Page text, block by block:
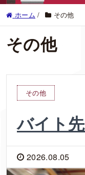
ホーム / その他
その他
その他
バイト
2026.08.05